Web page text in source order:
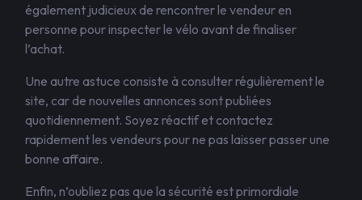
également judicieux de rencontrer le vendeur en
personne pour inspecter le vélo avant de finaliser
l’achat.
Une autre astuce consiste à consulter régulièrement le
site, car de nouvelles annonces sont publiées
quotidiennement. Soyez réactif et contactez
rapidement les vendeurs pour ne pas laisser passer une
bonne affaire.
Enfin, n’oubliez pas que la sécurité est primordiale